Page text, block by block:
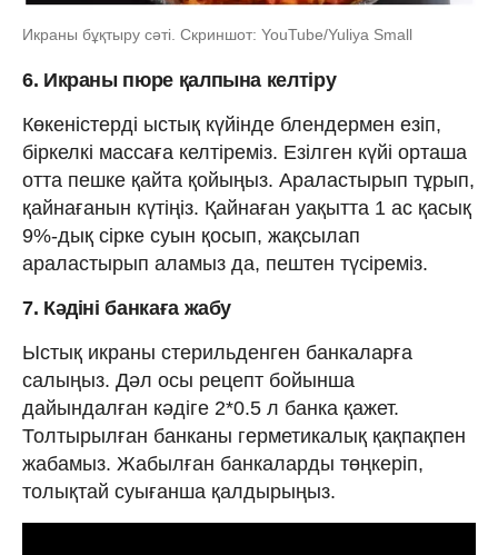
Икраны бұқтыру сәті. Скриншот: YouTube/Yuliya Small
6. Икраны пюре қалпына келтіру
Көкеністерді ыстық күйінде блендермен езіп,
біркелкі массаға келтіреміз. Езілген күйі орташа
отта пешке қайта қойыңыз. Араластырып тұрып,
қайнағанын күтіңіз. Қайнаған уақытта 1 ас қасық
9%-дық сірке суын қосып, жақсылап
араластырып аламыз да, пештен түсіреміз.
7. Кәдіні банкаға жабу
Ыстық икраны стерильденген банкаларға
салыңыз. Дәл осы рецепт бойынша
дайындалған кәдіге 2*0.5 л банка қажет.
Толтырылған банканы герметикалық қақпақпен
жабамыз. Жабылған банкаларды төңкеріп,
толықтай суығанша қалдырыңыз.